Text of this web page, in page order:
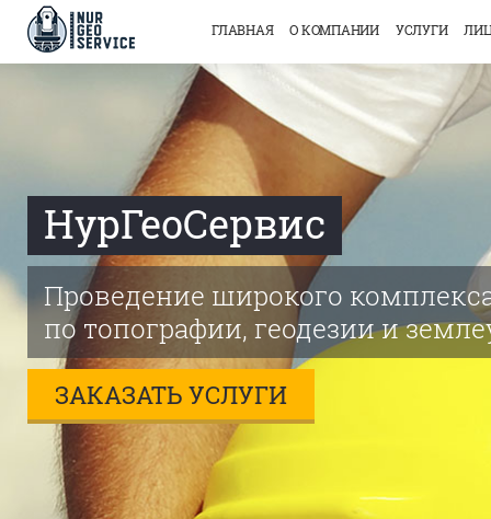
ГЛАВНАЯ О КОМПАНИИ УСЛУГИ
НурГеоСервис
Проведение широкого
по топографии, геодезии и
ЗАКАЗАТЬ УСЛУГИ